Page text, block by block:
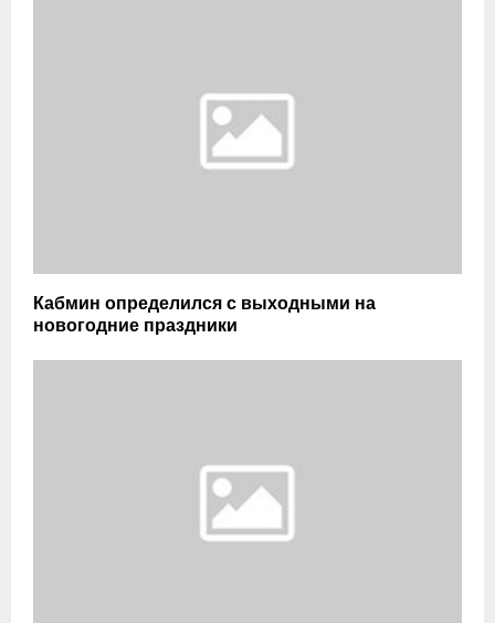
Кабмин определился с выходными на
новогодние праздники